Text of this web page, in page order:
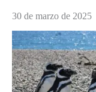
30 de marzo de 2025